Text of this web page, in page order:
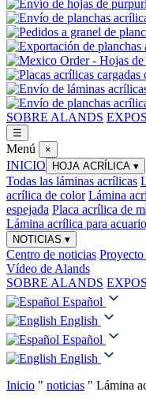
SOBRE ALANDS
☰
Menú ×
INICIO HOJA ACRÍLICA ▾
Todas las láminas acrílicas
acrílica de color Lámina
espejada Placa acrílica de
Lámina acrílica para
NOTICIAS ▾
Centro de noticias
Vídeo de Alands
SOBRE ALANDS
Español
English
Español
English
Inicio " noticias " Lámina